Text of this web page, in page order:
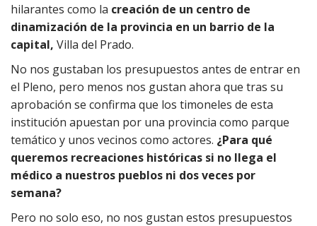
hilarantes como la creación de un centro de
dinamización de la provincia en un barrio de la
capital, Villa del Prado.
No nos gustaban los presupuestos antes de entrar en
el Pleno, pero menos nos gustan ahora que tras su
aprobación se confirma que los timoneles de esta
institución apuestan por una provincia como parque
temático y unos vecinos como actores. ¿Para qué
queremos recreaciones históricas si no llega el
médico a nuestros pueblos ni dos veces por
semana?
Pero no solo eso, no nos gustan estos presupuestos